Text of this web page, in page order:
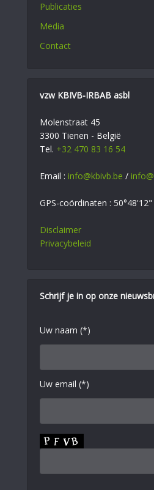
Publicaties
Media
Contact
vzw KBIVB-IRBAB asbl
Molenstraat 45
3300 Tienen - België
Tel. +32 470 83 16 54
Email : info@kbivb.be /
GPS-coördinaten :
Disclaimer
Privacybeleid
Schrijf je in op onze
Uw naam (*)
Uw email (*)